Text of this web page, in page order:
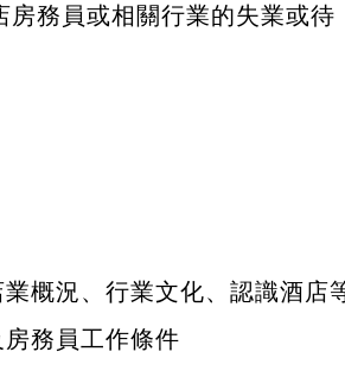
房務員或相關行業的失業或待
業概況、行業文化、認識酒店
務員工作條件